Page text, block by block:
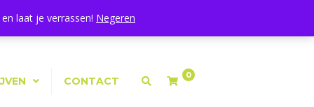
Mijn Account|
CONTACT 0
laat je verrassen! Negeren